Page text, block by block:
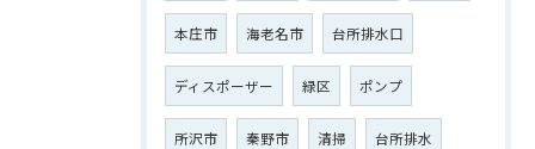
本庄市 海老名市 台所排水口
ディスポーザー 緑区 ポンプ
所沢市 秦野市 清掃 台所排水